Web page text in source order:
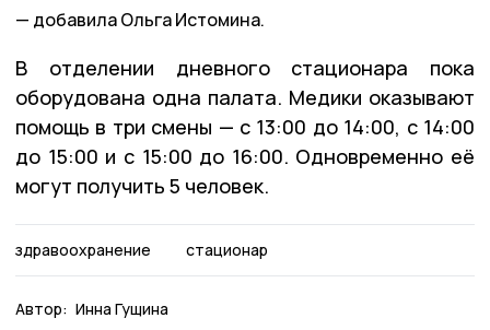
добавила Ольга Истомина.
В отделении дневного стационара пока
оборудована одна палата. Медики оказывают
помощь в три смены — с 13:00 до 14:00, с 14:00
до 15:00 и с 15:00 до 16:00. Одновременно её
могут получить 5 человек.
здравоохранение стационар
Автор: Инна Гущина